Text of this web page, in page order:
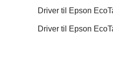
Driver til Epson
Driver til Epson